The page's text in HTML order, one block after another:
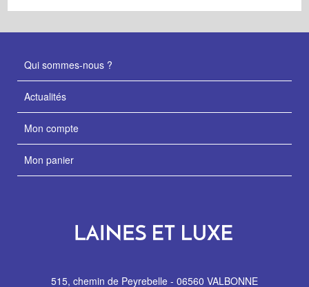
Qui sommes-nous ?
Actualités
Mon compte
Mon panier
515, chemin de Peyrebelle - 06560 VALBONNE